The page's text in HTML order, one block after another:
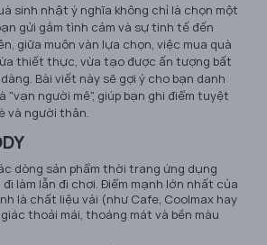
sinh nhật ý nghĩa không chỉ là chọn một
gửi gắm tình cảm và sự tinh tế đến
giữa muôn vàn lựa chọn, việc mua quà
thiết thực, vừa tạo được ấn tượng bất
Bài viết này sẽ gợi ý cho bạn danh
"vạn người mê", giúp bạn ghi điểm tuyệt
và người thân.
dòng sản phẩm thời trang ứng dụng
làm lẫn đi chơi. Điểm mạnh lớn nhất của
là chất liệu vải (như Cafe, Coolmax hay
thoải mái, thoáng mát và bền màu